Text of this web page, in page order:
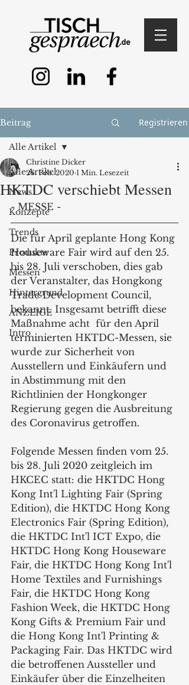
Beitrag Registrieren
Alle Artikel
News
Konzepte
Trends
Produkte
Messen
Hintergrund
ANZEIGE
Intro
Alle Artikel
HKTDC verschiebt Messen
Christine Dicker
26. Feb. 2020 1 Min. Lesezeit
- MESSE -
Die für April geplante Hong Kong
Houseware Fair wird auf den 25.
bis 28. Juli verschoben, dies gab
der Veranstalter, das Hongkong
Trade Development Council,
bekannt. Insgesamt betrifft diese
Maßnahme acht  für den April
terminierten HKTDC-Messen, sie
wurde zur Sicherheit von
Ausstellern und Einkäufern und
in Abstimmung mit den
Richtlinien der Hongkonger
Regierung gegen die Ausbreitung
des Coronavirus getroffen.
Folgende Messen finden vom 25.
bis 28. Juli 2020 zeitgleich im
HKCEC statt: die HKTDC Hong
Kong Int'l Lighting Fair (Spring
Edition), die HKTDC Hong Kong
Electronics Fair (Spring Edition),
die HKTDC Int'l ICT Expo, die
HKTDC Hong Kong Houseware
Fair, die HKTDC Hong Kong Int'l
Home Textiles and Furnishings
Fair, die HKTDC Hong Kong
Fashion Week, die HKTDC Hong
Kong Gifts & Premium Fair und
die Hong Kong Int'l Printing &
Packaging Fair. Das HKTDC wird
die betroffenen Aussteller und
Einkäufer über die Einzelheiten